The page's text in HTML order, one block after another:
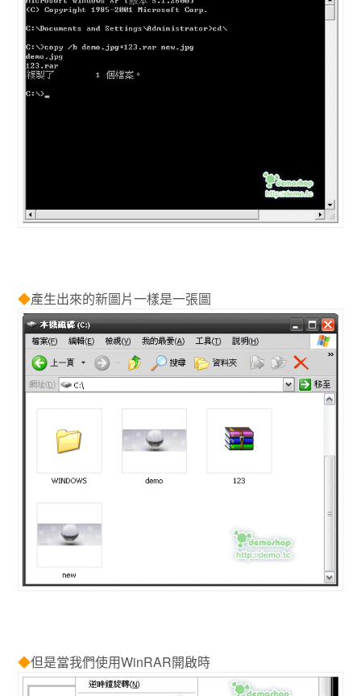
◆產生出來的新圖片一樣是一張圖
◆但是當我們使用WinRAR開啟時